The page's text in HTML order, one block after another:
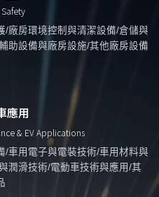
/廠房環境控制與清潔設備/倉儲與
助設備與廠房設施/其他廠房設備
應用
& EV Applications
/車用電子與電裝技術/車用材料與
潤滑技術/電動車技術與應用/其